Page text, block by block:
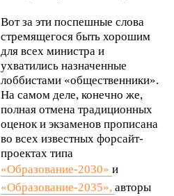
Вот за эти поспешные слова
стремящегося быть хорошим
для всех министра и
ухватились назначенные
лоббистами «общественники».
На самом деле, конечно же,
полная отмена традиционных
оценок и экзаменов прописана
во всех известных форсайт-
проектах типа
«Образование-2030»и
«Образование-2035»,авторы